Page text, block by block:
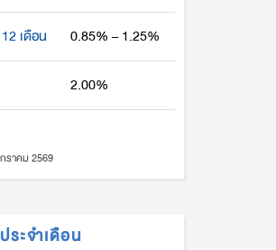
เดือน 0.85% – 1.25%
2.00%
ราคม 2569
ระจำเดือน